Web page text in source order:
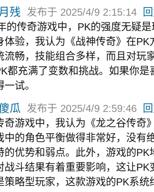
残 发布于 2025/4/9 2:15:14
的传奇游戏中，PK的强度无疑
体验，我认为《战神传奇》在
流畅，技能组合多样，而且对玩
都充满了变数和挑战。如果你是
试。
瓜 发布于 2025/4/9 2:59:46
奇游戏中，我认为《龙之谷传奇
中的角色平衡做得非常好，没有
的优势和弱点。此外，游戏的
战斗结果有着重要影响，这让
策略型玩家，这款游戏的PK系统